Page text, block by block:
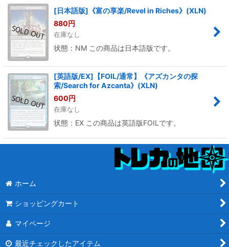
[日本語版]《富の享楽/Revel in Riches》(XLN)
880円
在庫なし
状態：NM この商品は日本語版です。
[英語版/EX]【FOIL/通常】《アズカンタの探
索/Search for Azcanta》(XLN)
600円
在庫なし
状態：EX この商品は英語版FOILです。
ホーム
ショッピングカート
マイページ
最近チェックしたアイテム